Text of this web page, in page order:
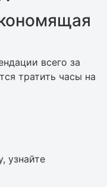
всего за
тратить часы на
узнайте